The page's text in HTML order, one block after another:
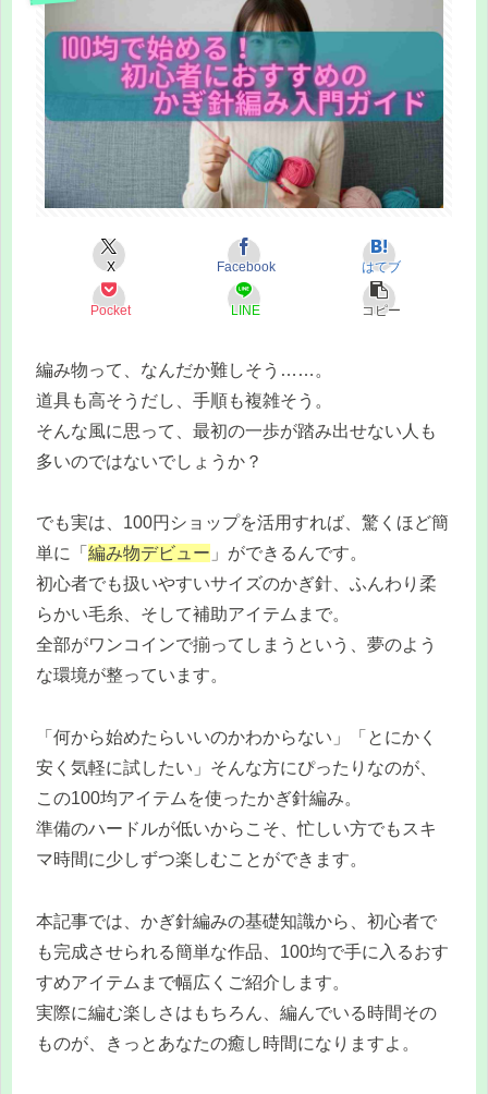
X Facebook はてブ
Pocket LINE コピー
編み物って、なんだか難しそう……。
道具も高そうだし、手順も複雑そう。
そんな風に思って、最初の一歩が踏み出せない人も
多いのではないでしょうか？
でも実は、100円ショップを活用すれば、驚くほど簡
単に「 編み物デビュー 」ができるんです。
初心者でも扱いやすいサイズのかぎ針、ふんわり柔
らかい毛糸、そして補助アイテムまで。
全部がワンコインで揃ってしまうという、夢のよう
な環境が整っています。
「何から始めたらいいのかわからない」「とにかく
安く気軽に試したい」そんな方にぴったりなのが、
この100均アイテムを使ったかぎ針編み。
準備のハードルが低いからこそ、忙しい方でもスキ
マ時間に少しずつ楽しむことができます。
本記事では、かぎ針編みの基礎知識から、初心者で
も完成させられる簡単な作品、100均で手に入るおす
すめアイテムまで幅広くご紹介します。
実際に編む楽しさはもちろん、編んでいる時間その
ものが、きっとあなたの癒し時間になりますよ。